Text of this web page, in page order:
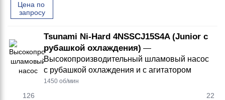
Цена по
запросу
Tsunami Ni-Hard 4NSSCJ15S4A (Junior с
рубашкой охлаждения) —
Высокопроизводительный шламовый насос
с рубашкой охлаждения и с агитатором
1450 об/мин
126
22